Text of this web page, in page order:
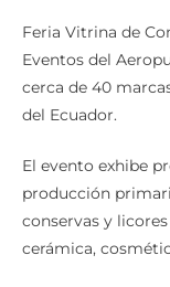
Feria Vitrina de
Eventos del
cerca de 40
del Ecuador.
El evento exhibe
producción
conservas y
cerámica,